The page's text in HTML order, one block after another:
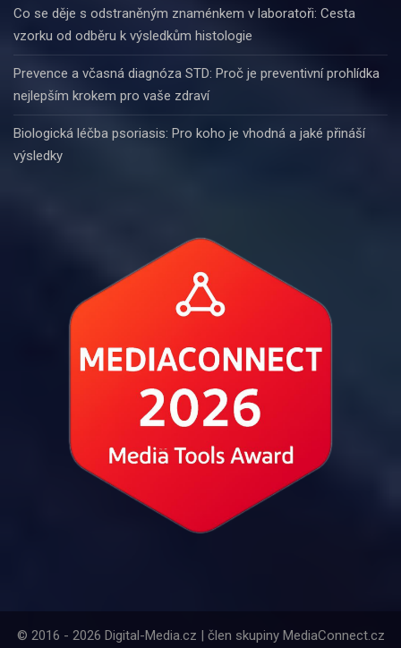
Co se děje s odstraněným znaménkem v laboratoři: Cesta
vzorku od odběru k výsledkům histologie
Prevence a včasná diagnóza STD: Proč je preventivní prohlídka
nejlepším krokem pro vaše zdraví
Biologická léčba psoriasis: Pro koho je vhodná a jaké přináší
výsledky
© 2016 - 2026 Digital-Media.cz | člen skupiny MediaConnect.cz